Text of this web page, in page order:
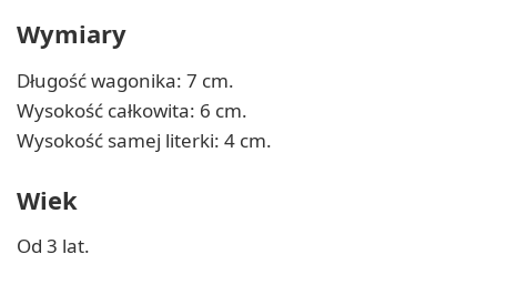
Wymiary
Długość wagonika: 7 cm.
Wysokość całkowita: 6 cm.
Wysokość samej literki: 4 cm.
Wiek
Od 3 lat.